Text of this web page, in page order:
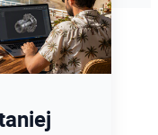
Blind